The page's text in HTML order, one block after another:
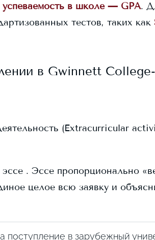
успеваемость в школе — GPA.
тестов, таких как
в Gwinnett
(Extracurricular
. Эссе пропорционально
целое всю заявку и
поступление в зарубежный